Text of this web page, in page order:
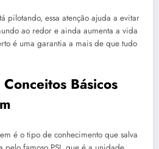
pilotando, essa atenção ajuda a evitar
ao redor e ainda aumenta a vida
é uma garantia a mais de que tudo
Básicos
é o tipo de conhecimento que salva